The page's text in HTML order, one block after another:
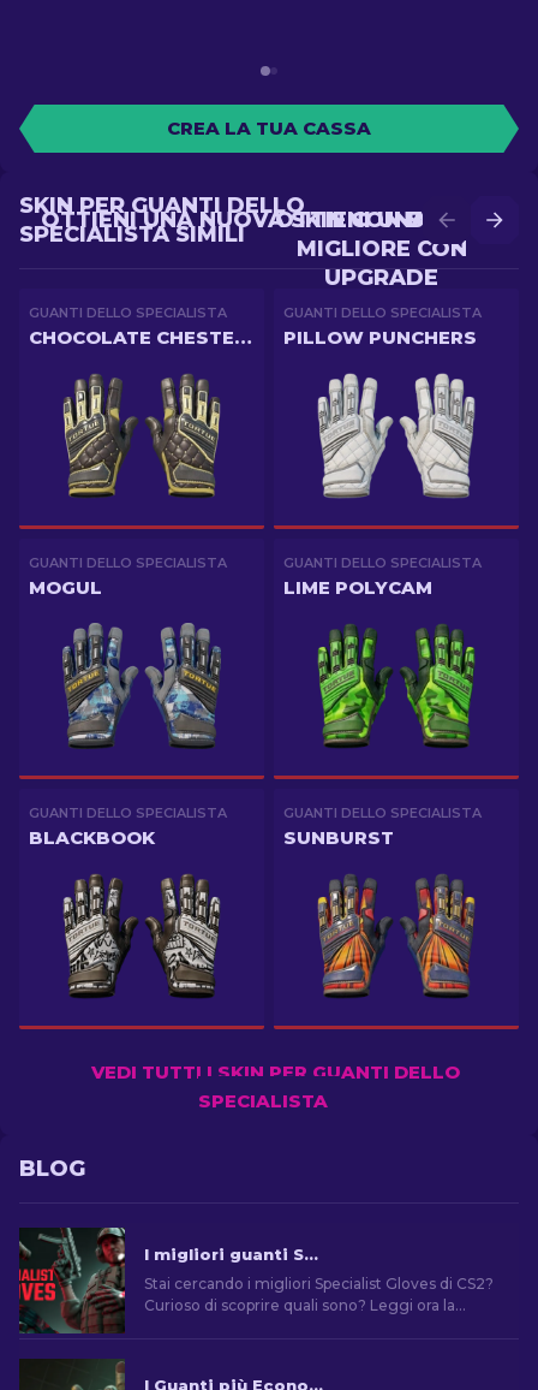
CREA LA TUA CASSA
OTTIENI UNA SKIN
MIGLIORE CON
UPGRADE
OTTIENI UNA NUOVA SKIN CON BATTLE
SKIN PER GUANTI DELLO
SPECIALISTA SIMILI
GUANTI DELLO SPECIALISTA
CHOCOLATE CHESTERFIELD
GUANTI DELLO SPECIALISTA
PILLOW PUNCHERS
GUANTI DELLO SPECIALISTA
MOGUL
GUANTI DELLO SPECIALISTA
LIME POLYCAM
GUANTI DELLO SPECIALISTA
BLACKBOOK
GUANTI DELLO SPECIALISTA
SUNBURST
VEDI TUTTI I SKIN PER GUANTI DELLO
SPECIALISTA
BLOG
I migliori guanti Specialist da usare in CS2: Classifica
Stai cercando i migliori Specialist Gloves di CS2?
Curioso di scoprire quali sono? Leggi ora la
I Guanti più Economici in CS2: La Collezione Definitiva [2026]